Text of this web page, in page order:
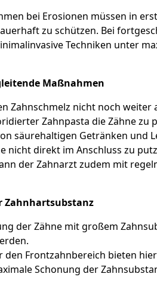
bei Erosionen müssen in
zu schützen. Bei
Techniken unter
Maßnahmen
Zahnschmelz nicht noch
Zahnpasta die Zähne zu
säurehaltigen Getränken und
nicht direkt im Anschluss zu
der Zahnarzt zudem mit
Zahnhartsubstanz
der Zähne mit großem
den Frontzahnbereich bieten hier
Schonung der